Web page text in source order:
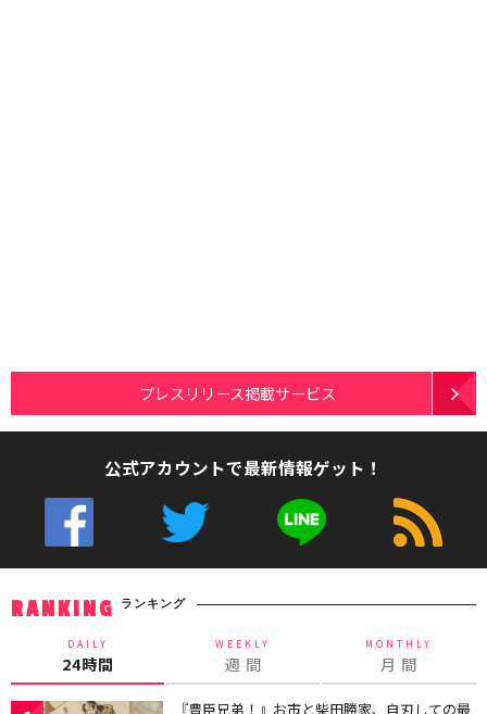
プレスリリース掲載サービス
公式アカウントで最新情報ゲット！
RANKING ランキング
DAILY
24時間
WEEKLY
週 間
MONTHLY
月 間
『豊臣兄弟！』お市と柴田勝家、自刃しての最